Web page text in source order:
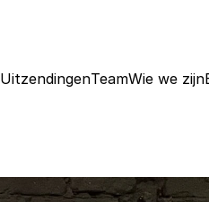
UitzendingenTeamWie we zijn